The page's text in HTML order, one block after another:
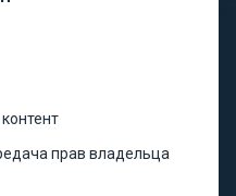
прав владельца